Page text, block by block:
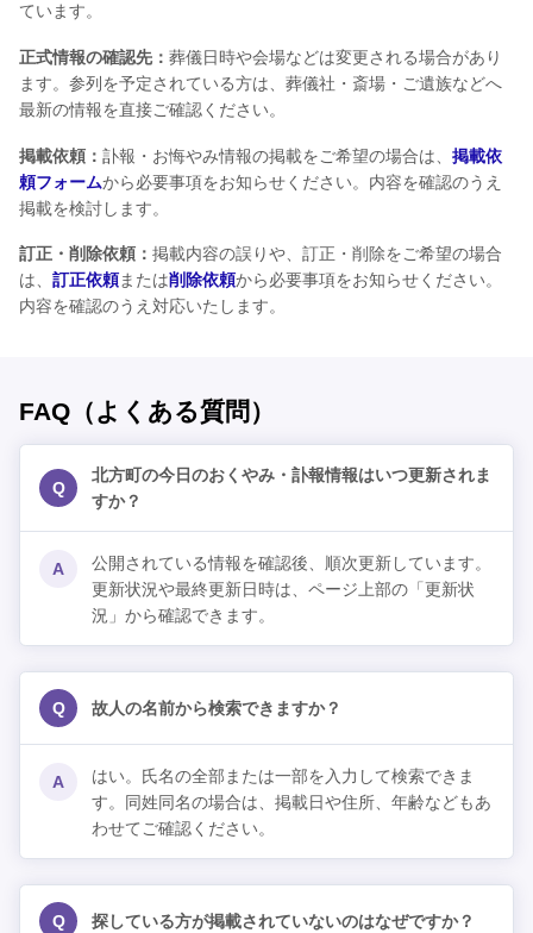
ています。
正式情報の確認先： 葬儀日時や会場などは変更される場合があり
ます。参列を予定されている方は、葬儀社・斎場・ご遺族などへ
最新の情報を直接ご確認ください。
掲載依頼： 訃報・お悔やみ情報の掲載をご希望の場合は、 掲載依
頼フォームから必要事項をお知らせください。内容を確認のうえ
掲載を検討します。
訂正・削除依頼： 掲載内容の誤りや、訂正・削除をご希望の場合
は、 訂正依頼または削除依頼から必要事項をお知らせください。
内容を確認のうえ対応いたします。
FAQ（よくある質問）
Q
北方町の今日のおくやみ・訃報情報はいつ更新されま
すか？
A
公開されている情報を確認後、順次更新しています。
更新状況や最終更新日時は、ページ上部の「更新状
況」から確認できます。
Q 故人の名前から検索できますか？
A
はい。氏名の全部または一部を入力して検索できま
す。同姓同名の場合は、掲載日や住所、年齢などもあ
わせてご確認ください。
Q 探している方が掲載されていないのはなぜですか？